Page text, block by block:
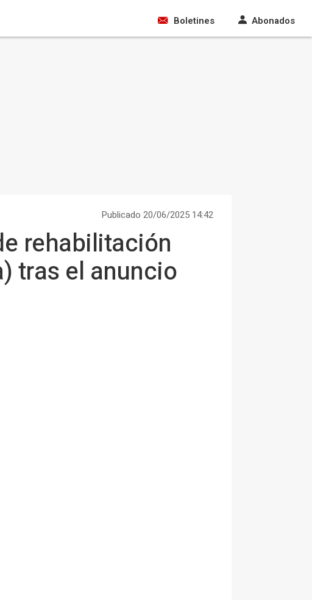
Boletines Abonados
Publicado 20/06/2025 14:42
rehabilitación
tras el anuncio